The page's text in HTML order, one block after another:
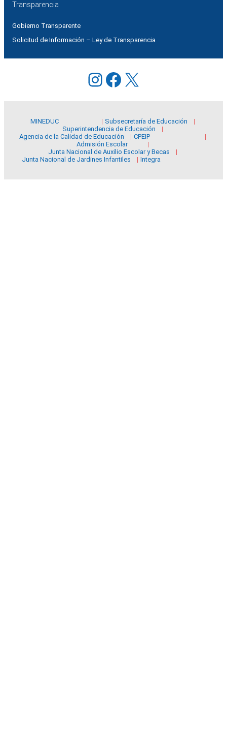
Transparencia
Gobierno Transparente
Solicitud de Información – Ley de Transparencia
Instagram
Facebook
X
MINEDUC
Subsecretaría de Educación
Superintendencia de Educación
Agencia de la Calidad de Educación
CPEIP
Admisión Escolar
Junta Nacional de Auxilio Escolar y Becas
Junta Nacional de Jardines Infantiles
Integra